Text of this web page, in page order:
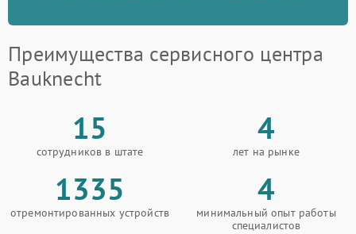
Преимущества сервисного центра
Bauknecht
15
сотрудников в штате
4
лет на рынке
1335
отремонтированных устройств
4
минимальный опыт работы
специалистов